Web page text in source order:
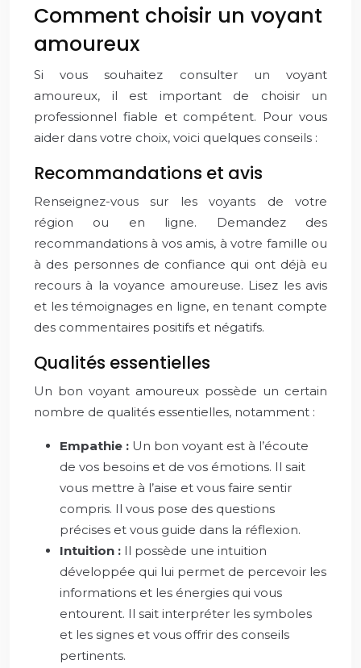
Comment choisir un voyant
amoureux
Si vous souhaitez consulter un voyant
amoureux, il est important de choisir un
professionnel fiable et compétent. Pour vous
aider dans votre choix, voici quelques conseils :
Recommandations et avis
Renseignez-vous sur les voyants de votre
région ou en ligne. Demandez des
recommandations à vos amis, à votre famille ou
à des personnes de confiance qui ont déjà eu
recours à la voyance amoureuse. Lisez les avis
et les témoignages en ligne, en tenant compte
des commentaires positifs et négatifs.
Qualités essentielles
Un bon voyant amoureux possède un certain
nombre de qualités essentielles, notamment :
Empathie : Un bon voyant est à l’écoute
de vos besoins et de vos émotions. Il sait
vous mettre à l’aise et vous faire sentir
compris. Il vous pose des questions
précises et vous guide dans la réflexion.
Intuition : Il possède une intuition
développée qui lui permet de percevoir les
informations et les énergies qui vous
entourent. Il sait interpréter les symboles
et les signes et vous offrir des conseils
pertinents.